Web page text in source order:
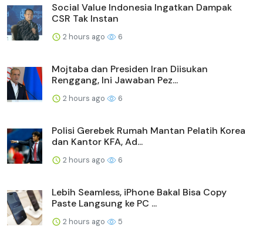
Social Value Indonesia Ingatkan Dampak
CSR Tak Instan
2 hours ago 6
Mojtaba dan Presiden Iran Diisukan
Renggang, Ini Jawaban Pez...
2 hours ago 6
Polisi Gerebek Rumah Mantan Pelatih Korea
dan Kantor KFA, Ad...
2 hours ago 6
Lebih Seamless, iPhone Bakal Bisa Copy
Paste Langsung ke PC ...
2 hours ago 5